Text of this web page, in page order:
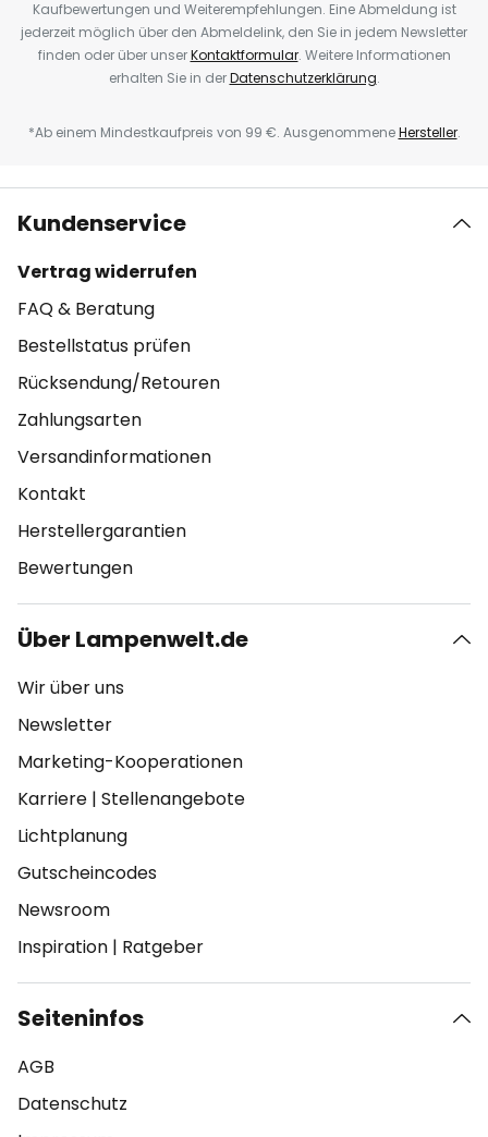
Kaufbewertungen und Weiterempfehlungen. Eine Abmeldung ist
jederzeit möglich über den Abmeldelink, den Sie in jedem Newsletter
finden oder über unserKontaktformular. Weitere Informationen
erhalten Sie in derDatenschutzerklärung.
*Ab einem Mindestkaufpreis von 99 €. AusgenommeneHersteller.
Kundenservice
Vertrag widerrufen
FAQ & Beratung
Bestellstatus prüfen
Rücksendung/Retouren
Zahlungsarten
Versandinformationen
Kontakt
Herstellergarantien
Bewertungen
Über Lampenwelt.de
Wir über uns
Newsletter
Marketing-Kooperationen
Karriere | Stellenangebote
Lichtplanung
Gutscheincodes
Newsroom
Inspiration | Ratgeber
Seiteninfos
AGB
Datenschutz